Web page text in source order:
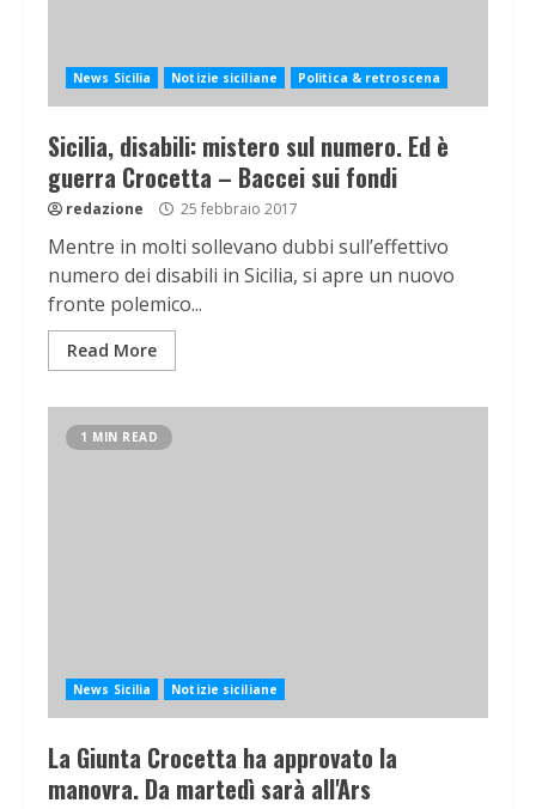
News Sicilia Notizie siciliane Politica & retroscena
Sicilia, disabili: mistero sul numero. Ed è
guerra Crocetta – Baccei sui fondi
redazione 25 febbraio 2017
Mentre in molti sollevano dubbi sull’effettivo
numero dei disabili in Sicilia, si apre un nuovo
fronte polemico...
Read More
1 MIN READ
News Sicilia Notizie siciliane
La Giunta Crocetta ha approvato la
manovra. Da martedì sarà all'Ars